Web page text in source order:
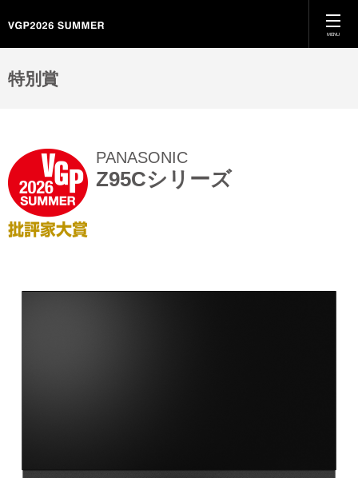
MENU
ホーム
特別賞
カテゴリー別受賞結果
特別賞
PANASONIC
Z95Cシリーズ